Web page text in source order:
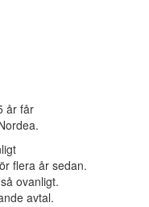
år får
flera år sedan.
ovanligt.
avtal.